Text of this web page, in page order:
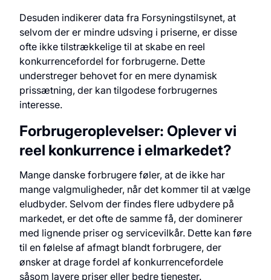
Desuden indikerer data fra Forsyningstilsynet, at
selvom der er mindre udsving i priserne, er disse
ofte ikke tilstrækkelige til at skabe en reel
konkurrencefordel for forbrugerne. Dette
understreger behovet for en mere dynamisk
prissætning, der kan tilgodese forbrugernes
interesse.
Forbrugeroplevelser: Oplever vi
reel konkurrence i elmarkedet?
Mange danske forbrugere føler, at de ikke har
mange valgmuligheder, når det kommer til at vælge
eludbyder. Selvom der findes flere udbydere på
markedet, er det ofte de samme få, der dominerer
med lignende priser og servicevilkår. Dette kan føre
til en følelse af afmagt blandt forbrugere, der
ønsker at drage fordel af konkurrencefordele
såsom lavere priser eller bedre tjenester.